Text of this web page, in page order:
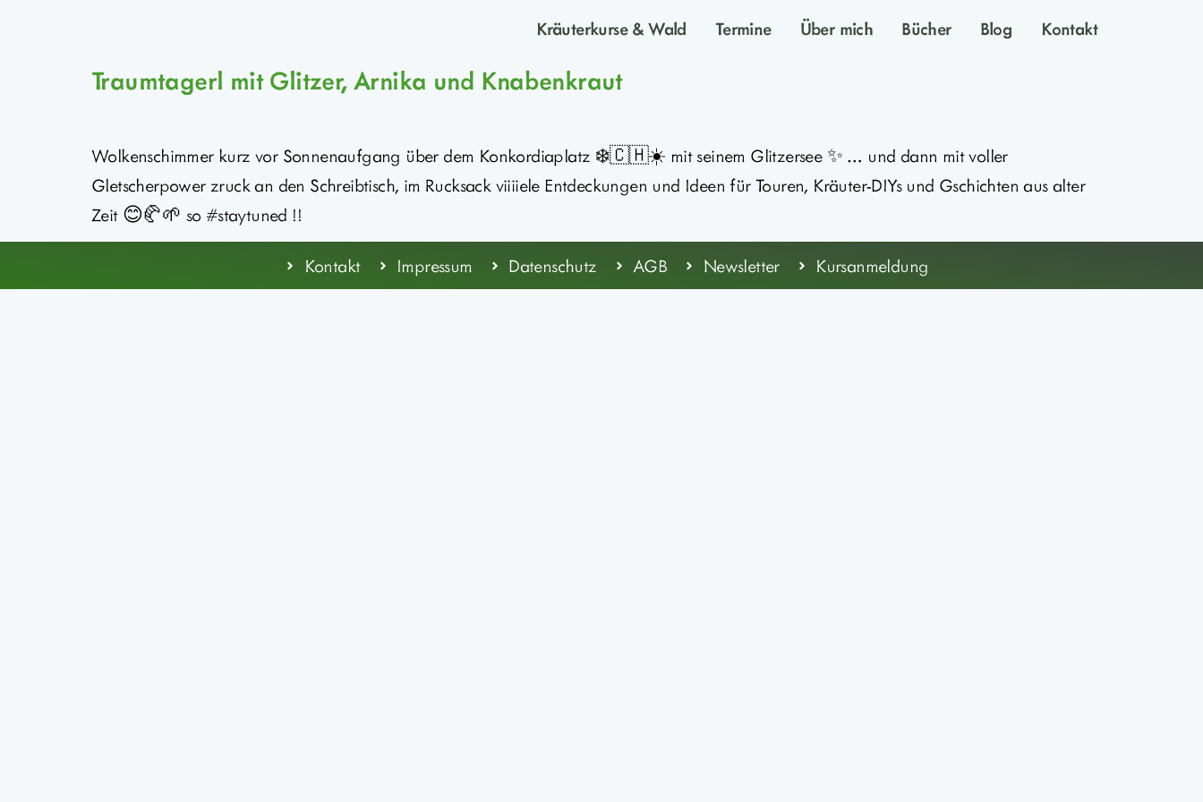
Kräuterkurse & Wald Termine Über mich Bücher Blog Kontakt
Traumtagerl mit Glitzer, Arnika und Knabenkraut
Wolkenschimmer kurz vor Sonnenaufgang über dem Konkordiaplatz ❄️🇨🇭☀️ mit seinem Glitzersee ✨ … und dann mit voller
Gletscherpower zruck an den Schreibtisch, im Rucksack viiiiele Entdeckungen und Ideen für Touren, Kräuter-DIYs und Gschichten aus alter
Zeit 😊🥐🌱 so #staytuned !!
Kontakt Impressum Datenschutz AGB Newsletter Kursanmeldung